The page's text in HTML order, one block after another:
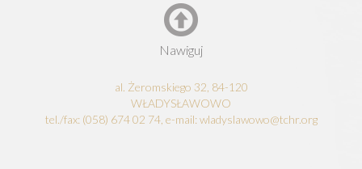
Nawiguj
al. Żeromskiego 32, 84-120
WŁADYSŁAWOWO
tel./fax: (058) 674 02 74, e-mail: wladyslawowo@tchr.org